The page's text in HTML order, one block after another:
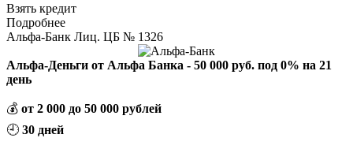
Взять кредит
Подробнее
Альфа-Банк Лиц. ЦБ № 1326
Альфа-Деньги от Альфа Банка - 50 000 руб. под 0% на 21
день
💰 от 2 000 до 50 000 рублей
🕘 30 дней